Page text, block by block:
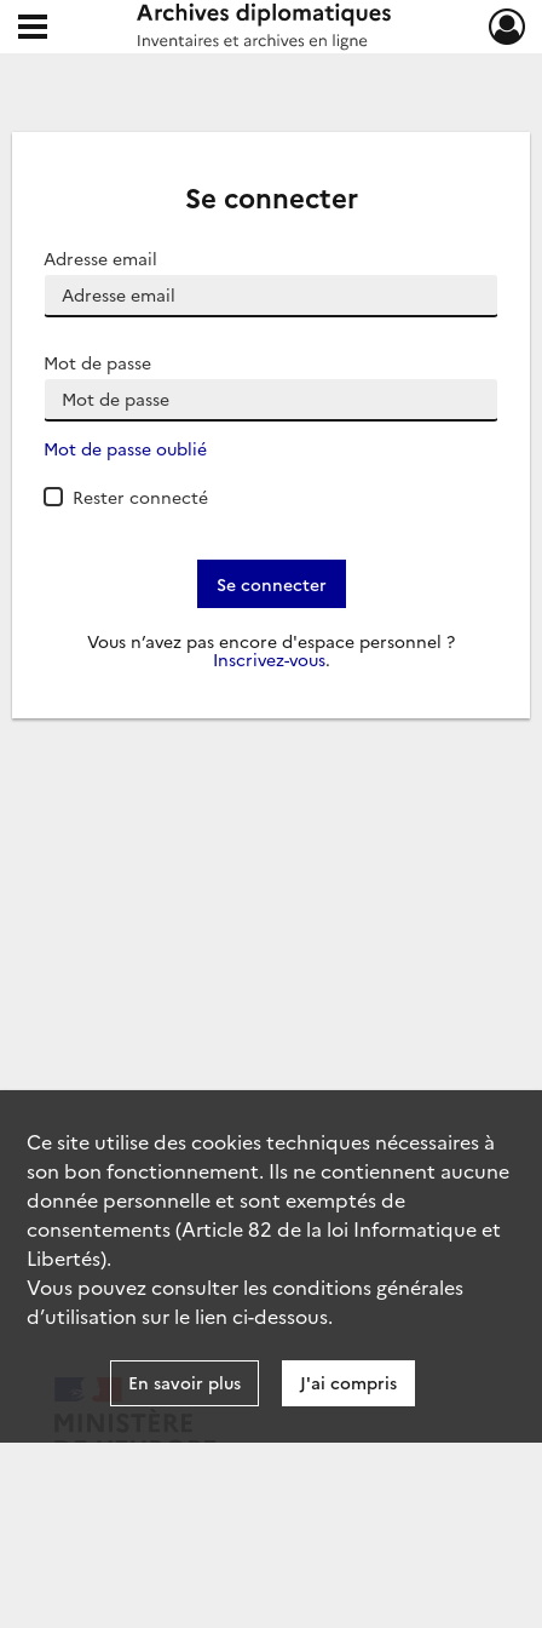
Archives diplomatiques
Ouvrir le menu déroulant
Se connecter
Adresse email
Mot de passe
Mot de passe oublié
Rester connecté
Se connecter
Vous n’avez pas encore d'espace personnel ?
Inscrivez-vous.
Ce site utilise descookiestechniques nécessaires à
son bon fonctionnement. Ils ne contiennent aucune
donnée personnelle et sont exemptés de
consentements (Article 82 de la loi Informatique et
Libertés).
Vous pouvez consulter les conditions générales
d’utilisation sur le lien ci-dessous.
En savoir plus J'ai compris